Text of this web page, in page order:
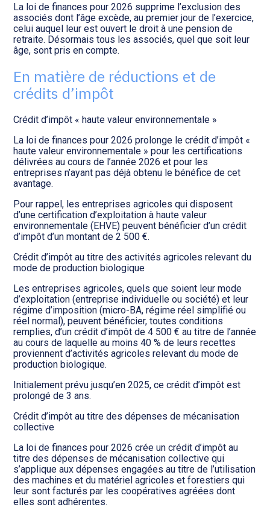
La loi de finances pour 2026 supprime l’exclusion des
associés dont l’âge excède, au premier jour de l’exercice,
celui auquel leur est ouvert le droit à une pension de
retraite. Désormais tous les associés, quel que soit leur
âge, sont pris en compte.
En matière de réductions et de
crédits d’impôt
Crédit d’impôt « haute valeur environnementale »
La loi de finances pour 2026 prolonge le crédit d’impôt «
haute valeur environnementale » pour les certifications
délivrées au cours de l’année 2026 et pour les
entreprises n’ayant pas déjà obtenu le bénéfice de cet
avantage.
Pour rappel, les entreprises agricoles qui disposent
d’une certification d’exploitation à haute valeur
environnementale (EHVE) peuvent bénéficier d’un crédit
d’impôt d’un montant de 2 500 €.
Crédit d’impôt au titre des activités agricoles relevant du
mode de production biologique
Les entreprises agricoles, quels que soient leur mode
d’exploitation (entreprise individuelle ou société) et leur
régime d’imposition (micro-BA, régime réel simplifié ou
réel normal), peuvent bénéficier, toutes conditions
remplies, d’un crédit d’impôt de 4 500 € au titre de l’année
au cours de laquelle au moins 40 % de leurs recettes
proviennent d’activités agricoles relevant du mode de
production biologique.
Initialement prévu jusqu’en 2025, ce crédit d’impôt est
prolongé de 3 ans.
Crédit d’impôt au titre des dépenses de mécanisation
collective
La loi de finances pour 2026 crée un crédit d’impôt au
titre des dépenses de mécanisation collective qui
s’applique aux dépenses engagées au titre de l’utilisation
des machines et du matériel agricoles et forestiers qui
leur sont facturés par les coopératives agréées dont
elles sont adhérentes.